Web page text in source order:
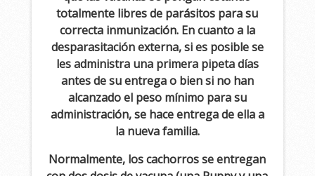
totalmente libres de parásitos para su
correcta inmunización. En cuanto a la
desparasitación externa, si es posible se
les administra una primera pipeta días
antes de su entrega o bien si no han
alcanzado el peso mínimo para su
administración, se hace entrega de ella a
la nueva familia.
Normalmente, los cachorros se entregan